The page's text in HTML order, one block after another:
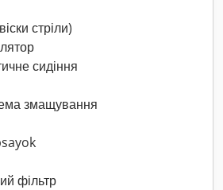
стріли)
сидіння
змащування
фільтр